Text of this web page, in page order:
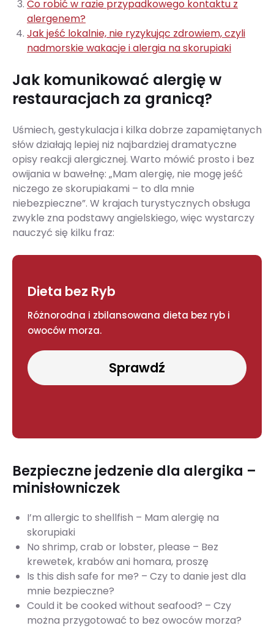
Co robić w razie przypadkowego kontaktu z
alergenem?
Jak jeść lokalnie, nie ryzykując zdrowiem, czyli
nadmorskie wakacje i alergia na skorupiaki
Jak komunikować alergię w
restauracjach za granicą?
Uśmiech, gestykulacja i kilka dobrze zapamiętanych
słów działają lepiej niż najbardziej dramatyczne
opisy reakcji alergicznej. Warto mówić prosto i bez
owijania w bawełnę: „Mam alergię, nie mogę jeść
niczego ze skorupiakami – to dla mnie
niebezpieczne”. W krajach turystycznych obsługa
zwykle zna podstawy angielskiego, więc wystarczy
nauczyć się kilku fraz:
Dieta bez Ryb
Różnorodna i zbilansowana dieta bez ryb i
owoców morza.
Sprawdź
Bezpieczne jedzenie dla alergika –
minisłowniczek
I’m allergic to shellfish – Mam alergię na
skorupiaki
No shrimp, crab or lobster, please – Bez
krewetek, krabów ani homara, proszę
Is this dish safe for me? – Czy to danie jest dla
mnie bezpieczne?
Could it be cooked without seafood? – Czy
można przygotować to bez owoców morza?